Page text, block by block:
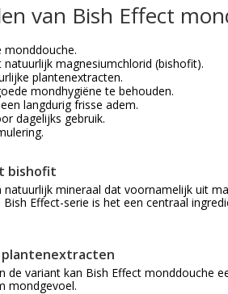
van Bish Effect
monddouche.
natuurlijk magnesiumchlorid (bishofit).
plantenextracten.
mondhygiëne te behouden.
langdurig frisse adem.
dagelijks gebruik.
bishofit
natuurlijk mineraal dat voornamelijk uit
Bish Effect-serie is het een centraal
de variant kan Bish Effect monddouche
mondgevoel.